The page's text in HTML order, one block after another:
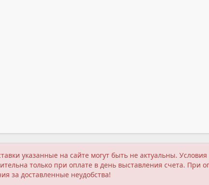
указанные на сайте могут быть не актуальны.
только при оплате в день выставления счета.
за доставленные неудобства!